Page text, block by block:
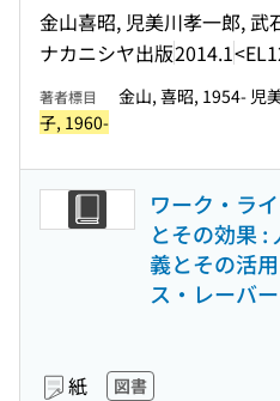
金山喜昭, 児美川孝一郎, 武
ナカニシヤ出版2014.1
著者標目 金山, 喜昭, 1954- 児
子, 1960-
ワーク・ラ
とその効果 :
義とその活
ス・レーバ
紙 図書